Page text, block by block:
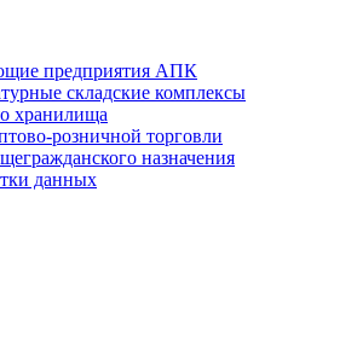
предприятия АПК
складские комплексы
хранилища
розничной торговли
назначения
данных